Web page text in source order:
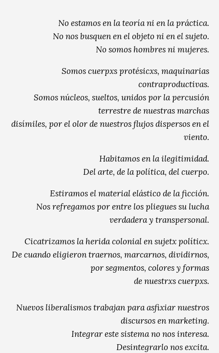
No estamos en la teoría ni en la práctica.
No nos busquen en el objeto ni en el sujeto.
No somos hombres ni mujeres.
Somos cuerpxs protésicxs, maquinarias
contraproductivas.
Somos núcleos, sueltos, unidos por la percusión
terrestre de nuestras marchas
disímiles, por el olor de nuestros flujos dispersos en el
viento.
Habitamos en la ilegitimidad.
Del arte, de la política, del cuerpo.
Estiramos el material elástico de la ficción.
Nos refregamos por entre los pliegues su lucha
verdadera y transpersonal.
Cicatrizamos la herida colonial en sujetx políticx.
De cuando eligieron traernos, marcarnos, dividirnos,
por segmentos, colores y formas
de nuestrxs cuerpxs.
Nuevos liberalismos trabajan para asfixiar nuestros
discursos en marketing.
Integrar este sistema no nos interesa.
Desintegrarlo nos excita.